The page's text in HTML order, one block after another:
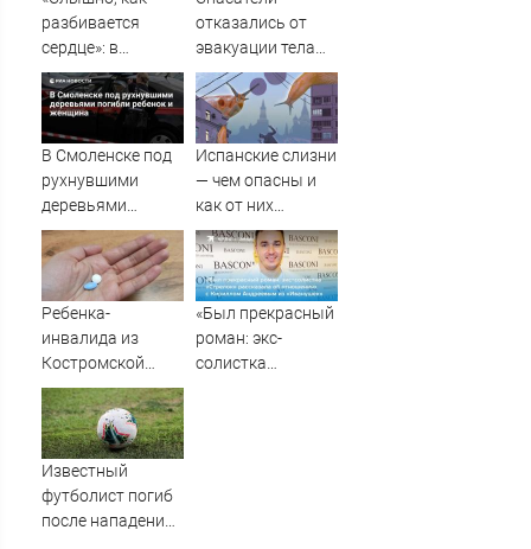
Миттерана о
разбивается
сердце»: в
Таиланде
простились с
убитыми
россиянами
отказались от
эвакуации тела
Натальи
Наговицыной с
семитысячника
В Смоленске под
рухнувшими
деревьями
погибли ребенок
и женщина
Испанские слизни
— чем опасны и
как от них
избавиться
Ребенка-
инвалида из
Костромской
области оставили
без жизненно
важных
препаратов
«Был прекрасный
роман: экс-
солистка
Известный
футболист погиб
после нападения